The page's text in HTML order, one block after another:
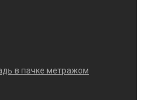
в пачке метражом